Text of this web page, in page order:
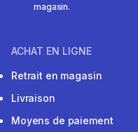
magasin.
ACHAT EN LIGNE
Retrait en magasin
Livraison
Moyens de paiement